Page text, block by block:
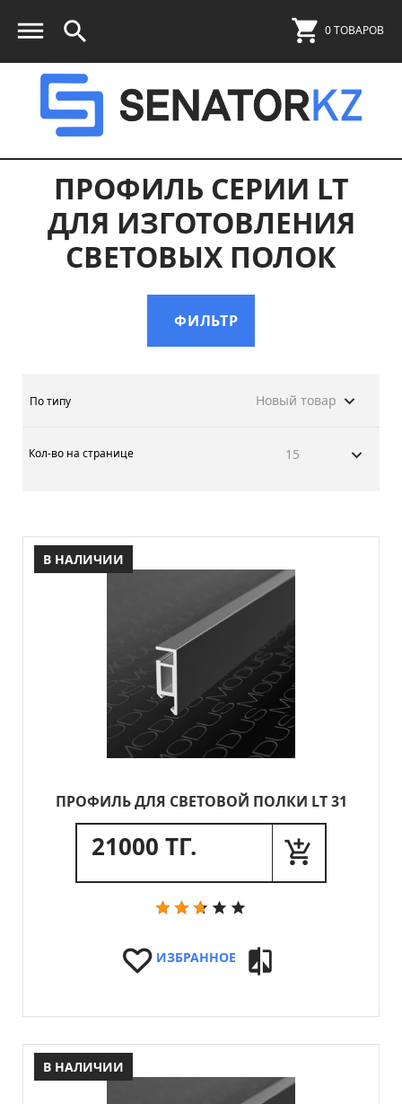
0 ТОВАРОВ
ПРОФИЛЬ СЕРИИ LT
ДЛЯ ИЗГОТОВЛЕНИЯ
СВЕТОВЫХ ПОЛОК
ФИЛЬТР
По типу Новый товар
Кол-во на странице 15
ПРОФИЛЬ ДЛЯ СВЕТОВОЙ ПОЛКИ LT 31
21000 ТГ.
ИЗБРАННОЕ
В НАЛИЧИИ
В НАЛИЧИИ